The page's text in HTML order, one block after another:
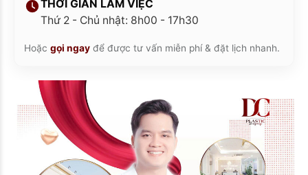
THỜI GIAN LÀM VIỆC
Thứ 2 - Chủ nhật: 8h00 - 17h30
Hoặc gọi ngay để được tư vấn miễn phí & đặt lịch nhanh.